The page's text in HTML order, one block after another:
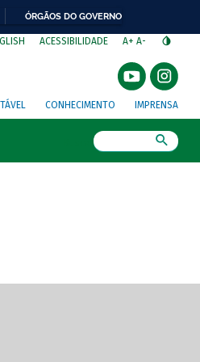
ÓRGÃOS DO GOVERNO
ACESSIBILIDADE A+ A-
CONHECIMENTO IMPRENSA